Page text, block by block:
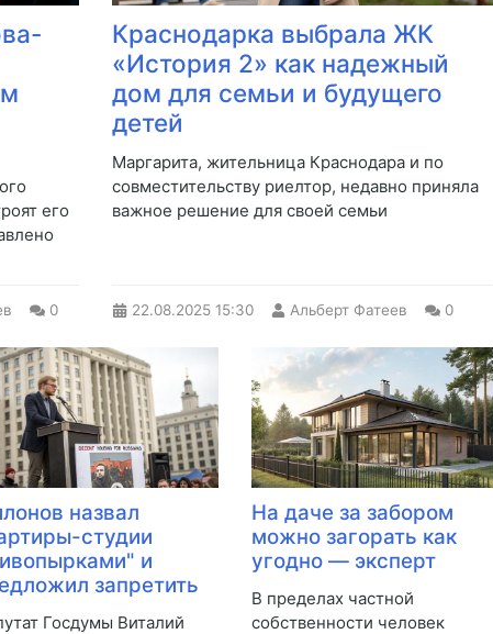
его
0
Краснодарка выбрала ЖК
«История 2» как надежный
дом для семьи и будущего
детей
Маргарита, жительница Краснодара и по
совместительству риелтор, недавно приняла
важное решение для своей семьи
22.08.2025 15:30 Альберт Фатеев 0
назвал
студии
и
запретить
Госдумы Виталий
На даче за забором
можно загорать как
угодно — эксперт
В пределах частной
собственности человек